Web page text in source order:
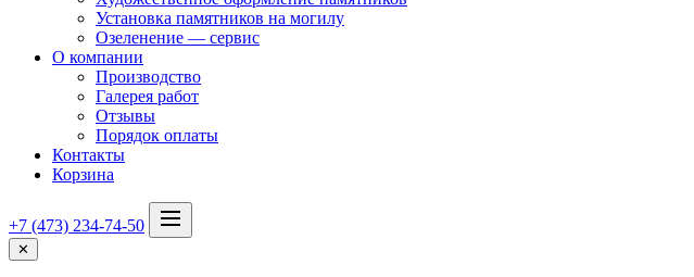
Установка памятников на могилу
Озеленение — сервис
О компании
Производство
Галерея работ
Отзывы
Порядок оплаты
Контакты
Корзина
+7 (473) 234-74-50
✕